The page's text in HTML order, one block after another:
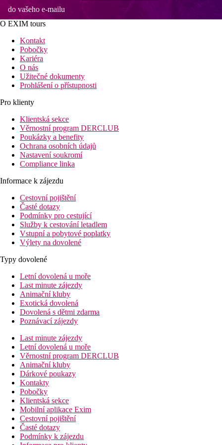
do vašeho e-mailu
O EXIM tours
Kontakt
Pobočky
Kariéra
O nás
Užitečné dokumenty
Prohlášení o přístupnosti
Pro klienty
Klientská sekce
Věrnostní program DERCLUB
Poukázky a benefity
Ochrana osobních údajů
Nastavení soukromí
Compliance linka
Informace k zájezdu
Cestovní pojištění
Časté dotazy
Podmínky pro cestující
Služby k cestování letadlem
Vstupní a pobytové poplatky
Výlety na dovolené
Typy dovolené
Letní dovolená u moře
Last minute zájezdy
Animační kluby
Exotická dovolená
Dovolená s dětmi zdarma
Poznávací zájezdy
Last minute zájezdy
Letní dovolená u moře
Věrnostní program DERCLUB
Animační kluby
Dárkové poukazy
Kontakty
Pobočky
Klientská sekce
Mobilní aplikace Exim
Cestovní pojištění
Časté dotazy
Podmínky k zájezdu